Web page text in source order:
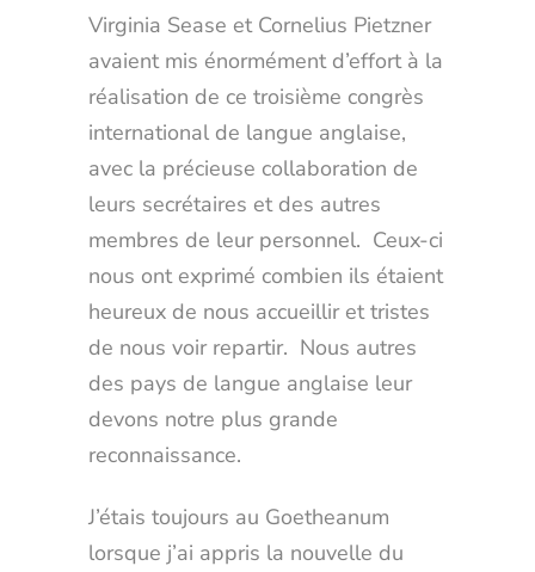
Virginia Sease et Cornelius Pietzner
avaient mis énormément d’effort à la
réalisation de ce troisième congrès
international de langue anglaise,
avec la précieuse collaboration de
leurs secrétaires et des autres
membres de leur personnel. Ceux-ci
nous ont exprimé combien ils étaient
heureux de nous accueillir et tristes
de nous voir repartir. Nous autres
des pays de langue anglaise leur
devons notre plus grande
reconnaissance.
J’étais toujours au Goetheanum
lorsque j’ai appris la nouvelle du